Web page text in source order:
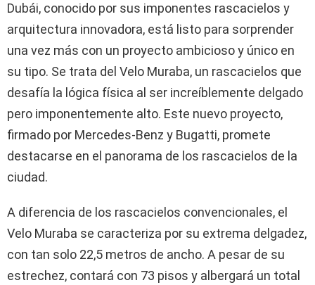
Dubái, conocido por sus imponentes rascacielos y
arquitectura innovadora, está listo para sorprender
una vez más con un proyecto ambicioso y único en
su tipo. Se trata del Velo Muraba, un rascacielos que
desafía la lógica física al ser increíblemente delgado
pero imponentemente alto. Este nuevo proyecto,
firmado por Mercedes-Benz y Bugatti, promete
destacarse en el panorama de los rascacielos de la
ciudad.
A diferencia de los rascacielos convencionales, el
Velo Muraba se caracteriza por su extrema delgadez,
con tan solo 22,5 metros de ancho. A pesar de su
estrechez, contará con 73 pisos y albergará un total